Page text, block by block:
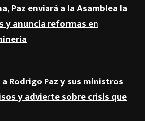
Paz enviará a la Asamblea la
y anuncia reformas en
Rodrigo Paz y sus ministros
y advierte sobre crisis que